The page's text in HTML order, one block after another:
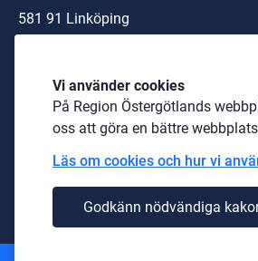
Vi använder cookies
På Region Östergötlands
oss att göra en bättre
Läs om cookies och hur vi
Godkänn nödvändiga
581 91 Linköping
23 21 00-0040
010-103 00 00 (växel)
E-post: region@regionostergotland.se